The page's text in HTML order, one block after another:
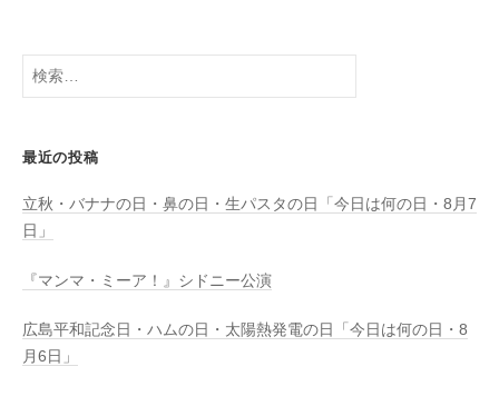
検
索:
最近の投稿
立秋・バナナの日・鼻の日・生パスタの日「今日は何の日・8月7
日」
『マンマ・ミーア！』シドニー公演
広島平和記念日・ハムの日・太陽熱発電の日「今日は何の日・8
月6日」